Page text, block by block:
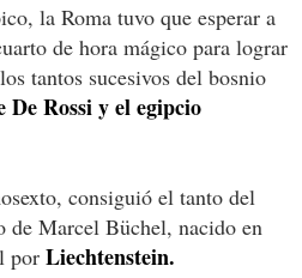
la Roma tuvo que esperar a
de hora mágico para lograr
tantos sucesivos del bosnio
Rossi y el egipcio
consiguió el tanto del
de Marcel Büchel, nacido en
por Liechtenstein.